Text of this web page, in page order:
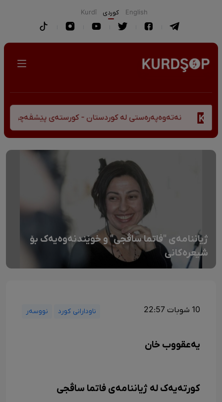
English كوردی Kurdî
نەتەوەپەرەستی لە کوردستان - کورستەی پێشڤەچوونی مێژوویی
ژیاننامەی "فاتما ساڤجی" و خوێندنەوەیەک بۆ
شیعرەکانی
10 شوبات 22:57 ناودارانی کورد نووسەر
یەعقووب خان
کورتەیەک لە ژیاننامەی فاتما ساڤجی